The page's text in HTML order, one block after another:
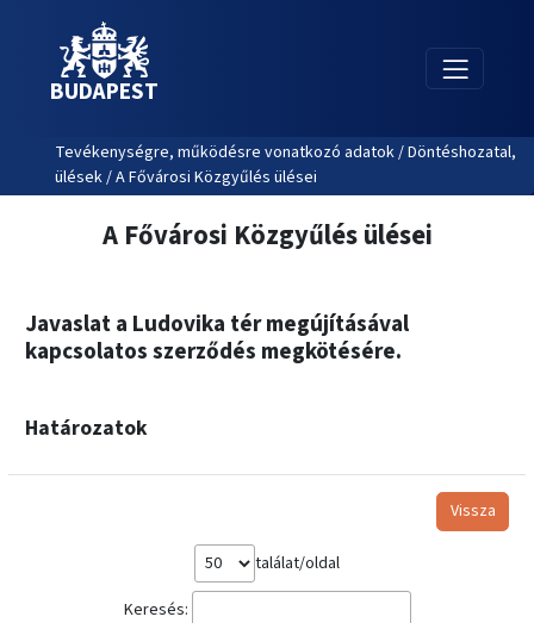
BUDAPEST
Tevékenységre, működésre vonatkozó adatok / Döntéshozatal,
ülések / A Fővárosi Közgyűlés ülései
A Fővárosi Közgyűlés ülései
Javaslat a Ludovika tér megújításával
kapcsolatos szerződés megkötésére.
Határozatok
Vissza
találat/oldal
Keresés: